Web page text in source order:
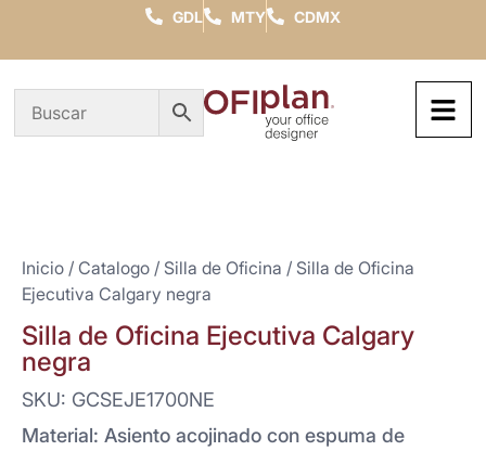
GDL MTY CDMX
Inicio / Catalogo / Silla de Oficina / Silla de Oficina
Ejecutiva Calgary negra
Silla de Oficina Ejecutiva Calgary
negra
SKU: GCSEJE1700NE
Material: Asiento acojinado con espuma de